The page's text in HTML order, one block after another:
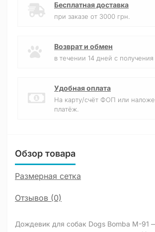
Бесплатная доставка
при заказе от 3000 грн.
Возврат и обмен
в течении 14 дней с получения
Удобная оплата
На карту/счёт ФОП или
платёж.
Обзор товара
Размерная сетка
Отзывов (0)
Дождевик для собак Dogs Bomba M-91